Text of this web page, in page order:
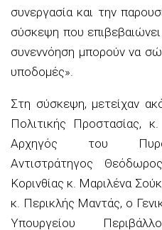
συνεργασία και την
σύσκεψη που
συνεννόηση μπορούν να
υποδομές».
Στη σύσκεψη, μετείχαν
Πολιτικής Προστασίας,
Αρχηγός του
Αντιστράτηγος
Κορινθίας κ. Μαριλένα
κ. Περικλής Μαντάς, ο
Υπουργείου